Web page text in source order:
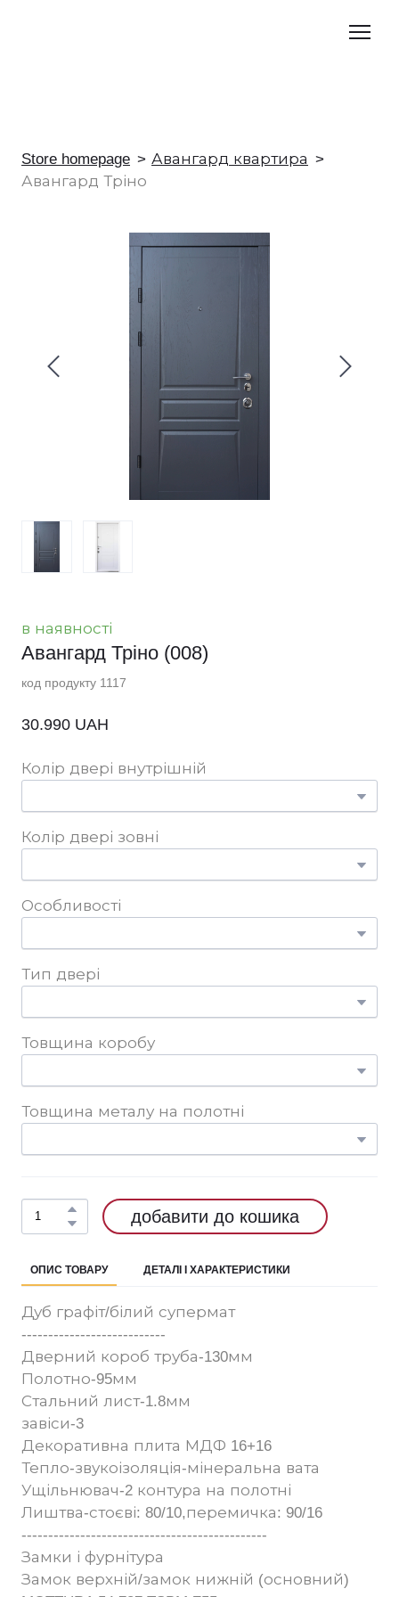
Store homepage
Авангард квартира
Авангард Тріно
в наявності
Авангард Тріно (008)
код продукту 1117
30.990 UAH
Колір двері внутрішній
Колір двері зовні
Особливості
Тип двері
Товщина коробу
Товщина металу на полотні
добавити до кошика
ОПИС ТОВАРУ ДЕТАЛІ І ХАРАКТЕРИСТИКИ
Дуб графіт/білий супермат
---------------------------
Дверний короб труба-130мм
Полотно-95мм
Стальний лист-1.8мм
завіси-3
Декоративна плита МДФ 16+16
Тепло-звукоізоляція-мінеральна вата
Ущільнювач-2 контура на полотні
Лиштва-стоєві: 80/10,перемичка: 90/16
----------------------------------------------
Замки і фурнітура
Замок верхній/замок нижній (основний)